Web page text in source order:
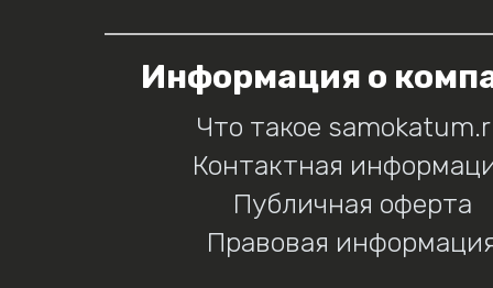
Информация о
Что такое
Контактная
Публичная оферта
Правовая